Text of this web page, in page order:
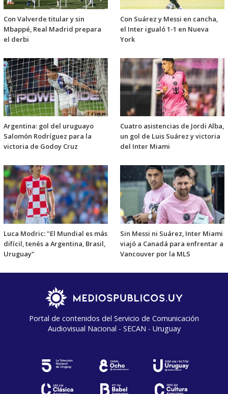
Con Valverde titular y sin
Mbappé, Real Madrid prepara
el derbi
Con Suárez y Messi en cancha,
el Inter igualó 1-1 en Nueva
York
Argentina: gol del uruguayo
Salomón Rodríguez para la
victoria de Godoy Cruz
Cuatro asistencias de Jordi Alba,
un gol de Luis Suárez y victoria
del Inter Miami
Luca Modric: "El Mundial es más
difícil, tenés a Argentina, Brasil,
Uruguay"
Sin Messi ni Suárez, Inter Miami
viajó a Canadá para enfrentar a
Vancouver por la MLS
Portal de contenidos del Servicio de Comunicación
Audiovisual Nacional - SECAN - Uruguay